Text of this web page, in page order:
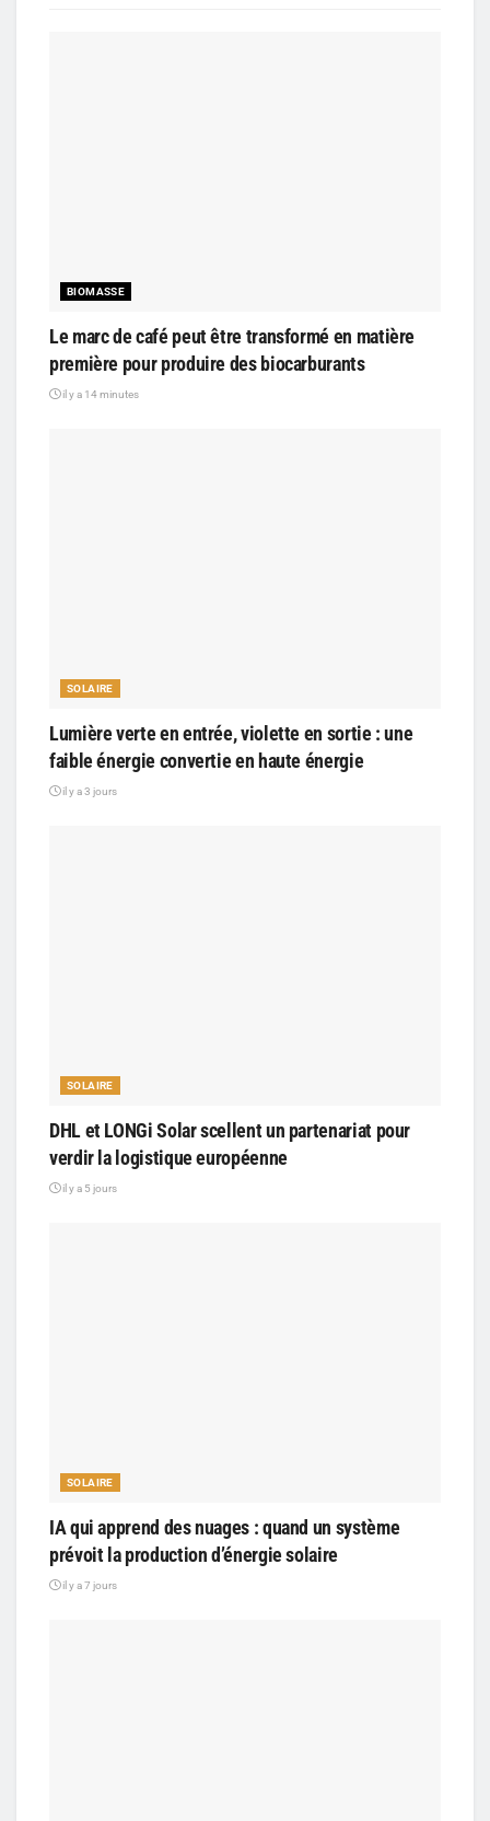
BIOMASSE
Le marc de café peut être transformé en matière
première pour produire des biocarburants
il y a 14 minutes
SOLAIRE
Lumière verte en entrée, violette en sortie : une
faible énergie convertie en haute énergie
il y a 3 jours
SOLAIRE
DHL et LONGi Solar scellent un partenariat pour
verdir la logistique européenne
il y a 5 jours
SOLAIRE
IA qui apprend des nuages : quand un système
prévoit la production d’énergie solaire
il y a 7 jours